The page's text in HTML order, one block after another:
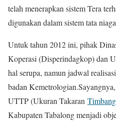
telah menerapkan sistem Tera
digunakan dalam sistem tata
Untuk tahun 2012 ini, pihak
Koperasi (Disperindagkop) dan
hal serupa, namun jadwal
badan
UTTP (Ukuran Takaran
Kabupaten Tabalong menjadi